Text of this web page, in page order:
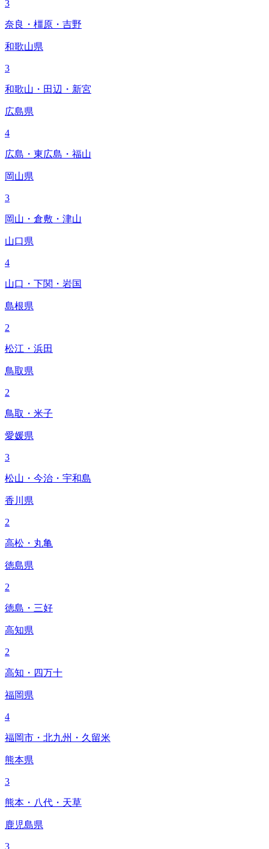
3
奈良・橿原・吉野
和歌山県
3
和歌山・田辺・新宮
広島県
4
広島・東広島・福山
岡山県
3
岡山・倉敷・津山
山口県
4
山口・下関・岩国
島根県
2
松江・浜田
鳥取県
2
鳥取・米子
愛媛県
3
松山・今治・宇和島
香川県
2
高松・丸亀
徳島県
2
徳島・三好
高知県
2
高知・四万十
福岡県
4
福岡市・北九州・久留米
熊本県
3
熊本・八代・天草
鹿児島県
3